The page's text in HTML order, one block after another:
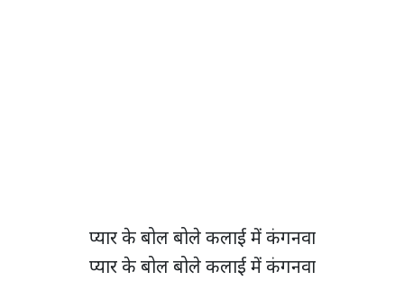
प्यार के बोल बोले कलाई में कंगनवा
प्यार के बोल बोले कलाई में कंगनवा